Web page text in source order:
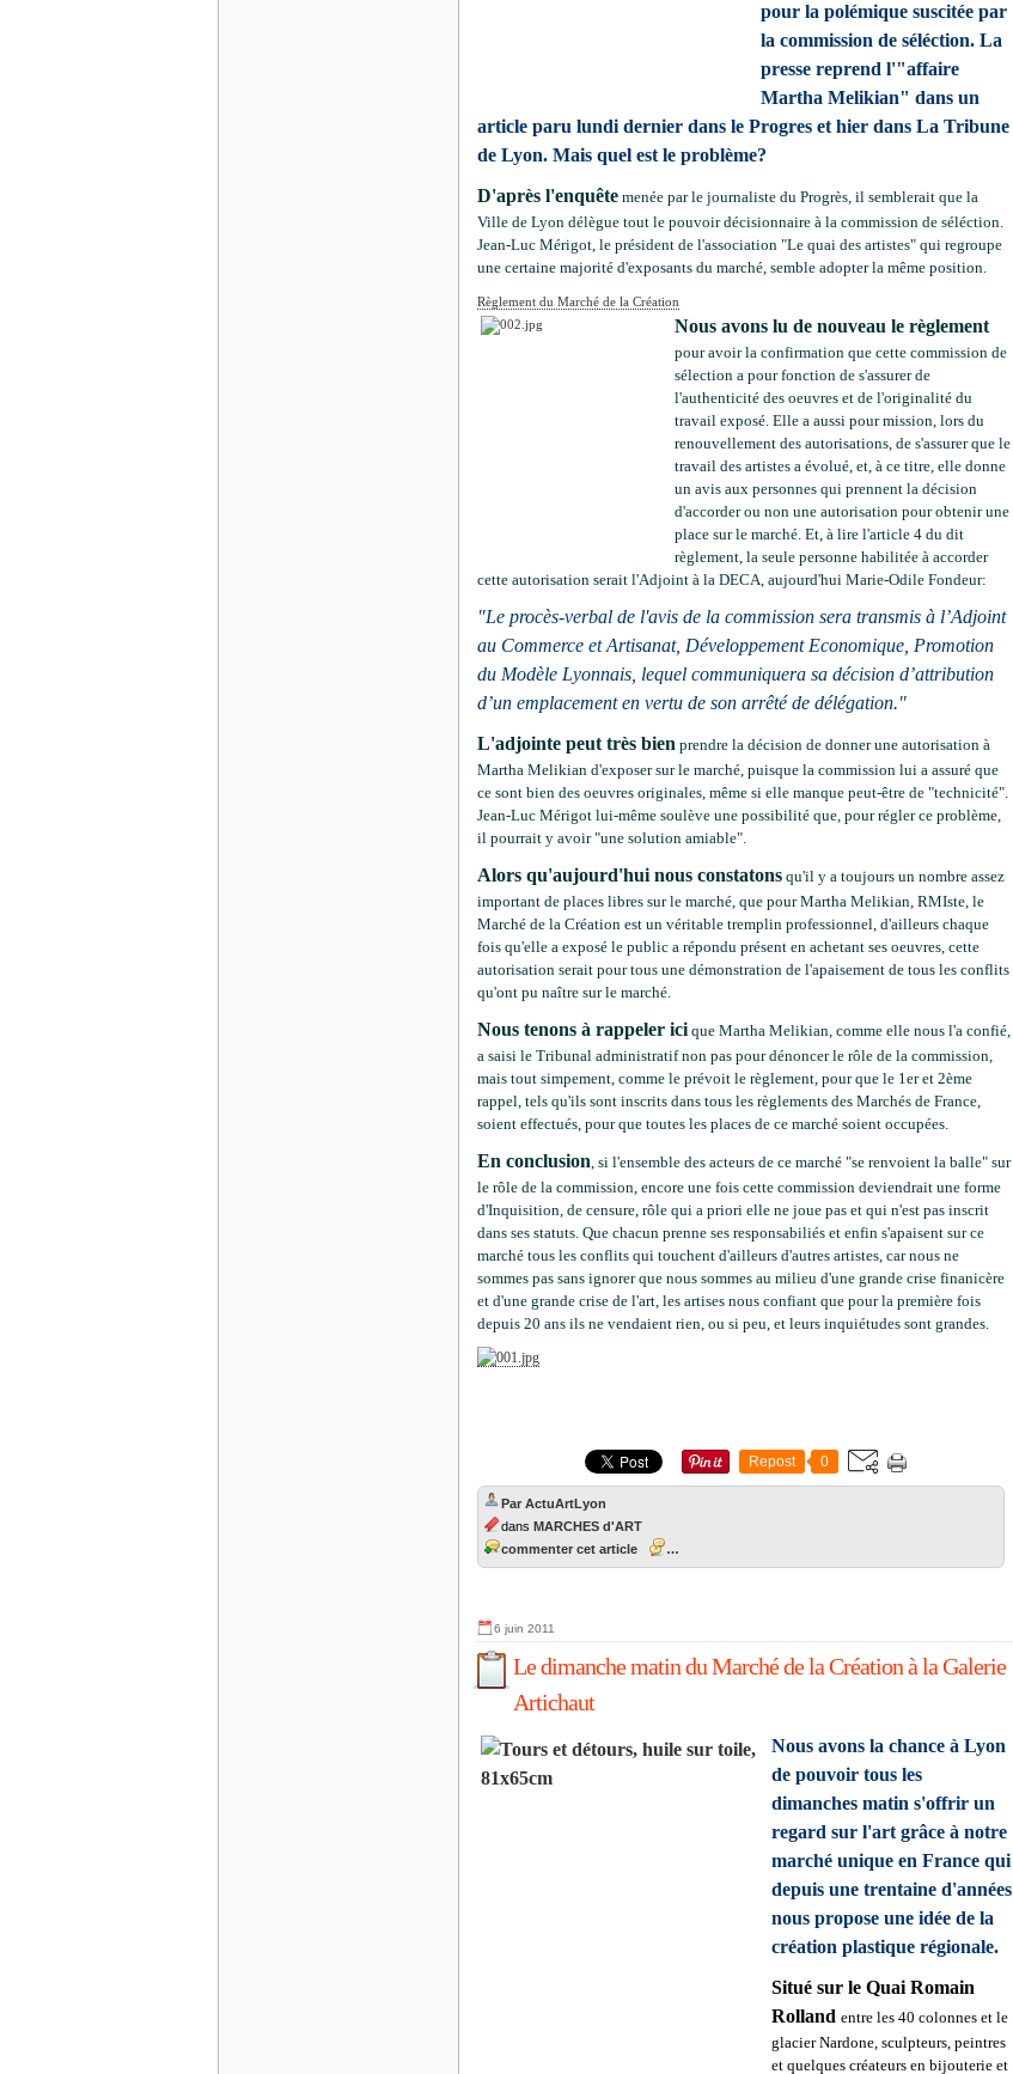
pour la polémique suscitée par
la commission de séléction. La
presse reprend l'"affaire
Martha Melikian" dans un
article paru lundi dernier dans le Progres et hier dans La Tribune
de Lyon. Mais quel est le problème?
D'après l'enquête menée par le journaliste du Progrès, il semblerait que la
Ville de Lyon délègue tout le pouvoir décisionnaire à la commission de séléction.
Jean-Luc Mérigot, le président de l'association "Le quai des artistes" qui regroupe
une certaine majorité d'exposants du marché, semble adopter la même position.
Règlement du Marché de la Création
Nous avons lu de nouveau le règlement
pour avoir la confirmation que cette commission de
sélection a pour fonction de s'assurer de
l'authenticité des oeuvres et de l'originalité du
travail exposé. Elle a aussi pour mission, lors du
renouvellement des autorisations, de s'assurer que le
travail des artistes a évolué, et, à ce titre, elle donne
un avis aux personnes qui prennent la décision
d'accorder ou non une autorisation pour obtenir une
place sur le marché. Et, à lire l'article 4 du dit
règlement, la seule personne habilitée à accorder
cette autorisation serait l'Adjoint à la DECA, aujourd'hui Marie-Odile Fondeur:
"Le procès-verbal de l'avis de la commission sera transmis à l’Adjoint
au Commerce et Artisanat, Développement Economique, Promotion
du Modèle Lyonnais, lequel communiquera sa décision d’attribution
d’un emplacement en vertu de son arrêté de délégation."
L'adjointe peut très bien prendre la décision de donner une autorisation à
Martha Melikian d'exposer sur le marché, puisque la commission lui a assuré que
ce sont bien des oeuvres originales, même si elle manque peut-être de "technicité".
Jean-Luc Mérigot lui-même soulève une possibilité que, pour régler ce problème,
il pourrait y avoir "une solution amiable".
Alors qu'aujourd'hui nous constatons qu'il y a toujours un nombre assez
important de places libres sur le marché, que pour Martha Melikian, RMIste, le
Marché de la Création est un véritable tremplin professionnel, d'ailleurs chaque
fois qu'elle a exposé le public a répondu présent en achetant ses oeuvres, cette
autorisation serait pour tous une démonstration de l'apaisement de tous les conflits
qu'ont pu naître sur le marché.
Nous tenons à rappeler icique Martha Melikian, comme elle nous l'a confié,
a saisi le Tribunal administratif non pas pour dénoncer le rôle de la commission,
mais tout simpement, comme le prévoit le règlement, pour que le 1er et 2ème
rappel, tels qu'ils sont inscrits dans tous les règlements des Marchés de France,
soient effectués, pour que toutes les places de ce marché soient occupées.
En conclusion, si l'ensemble des acteurs de ce marché "se renvoient la balle" sur
le rôle de la commission, encore une fois cette commission deviendrait une forme
d'Inquisition, de censure, rôle qui a priori elle ne joue pas et qui n'est pas inscrit
dans ses statuts. Que chacun prenne ses responsabiliés et enfin s'apaisent sur ce
marché tous les conflits qui touchent d'ailleurs d'autres artistes, car nous ne
sommes pas sans ignorer que nous sommes au milieu d'une grande crise finanicère
et d'une grande crise de l'art, les artises nous confiant que pour la première fois
depuis 20 ans ils ne vendaient rien, ou si peu, et leurs inquiétudes sont grandes.
Repost 0
Par ActuArtLyon
dans MARCHES d'ART
commenter cet article
…
6 juin 2011
Le dimanche matin du Marché de la Création à la Galerie
Artichaut
Nous avons la chance à Lyon
de pouvoir tous les
dimanches matin s'offrir un
regard sur l'art grâce à notre
marché unique en France qui
depuis une trentaine d'années
nous propose une idée de la
création plastique régionale.
Situé sur le Quai Romain
Rolland entre les 40 colonnes et le
glacier Nardone, sculpteurs, peintres
et quelques créateurs en bijouterie et